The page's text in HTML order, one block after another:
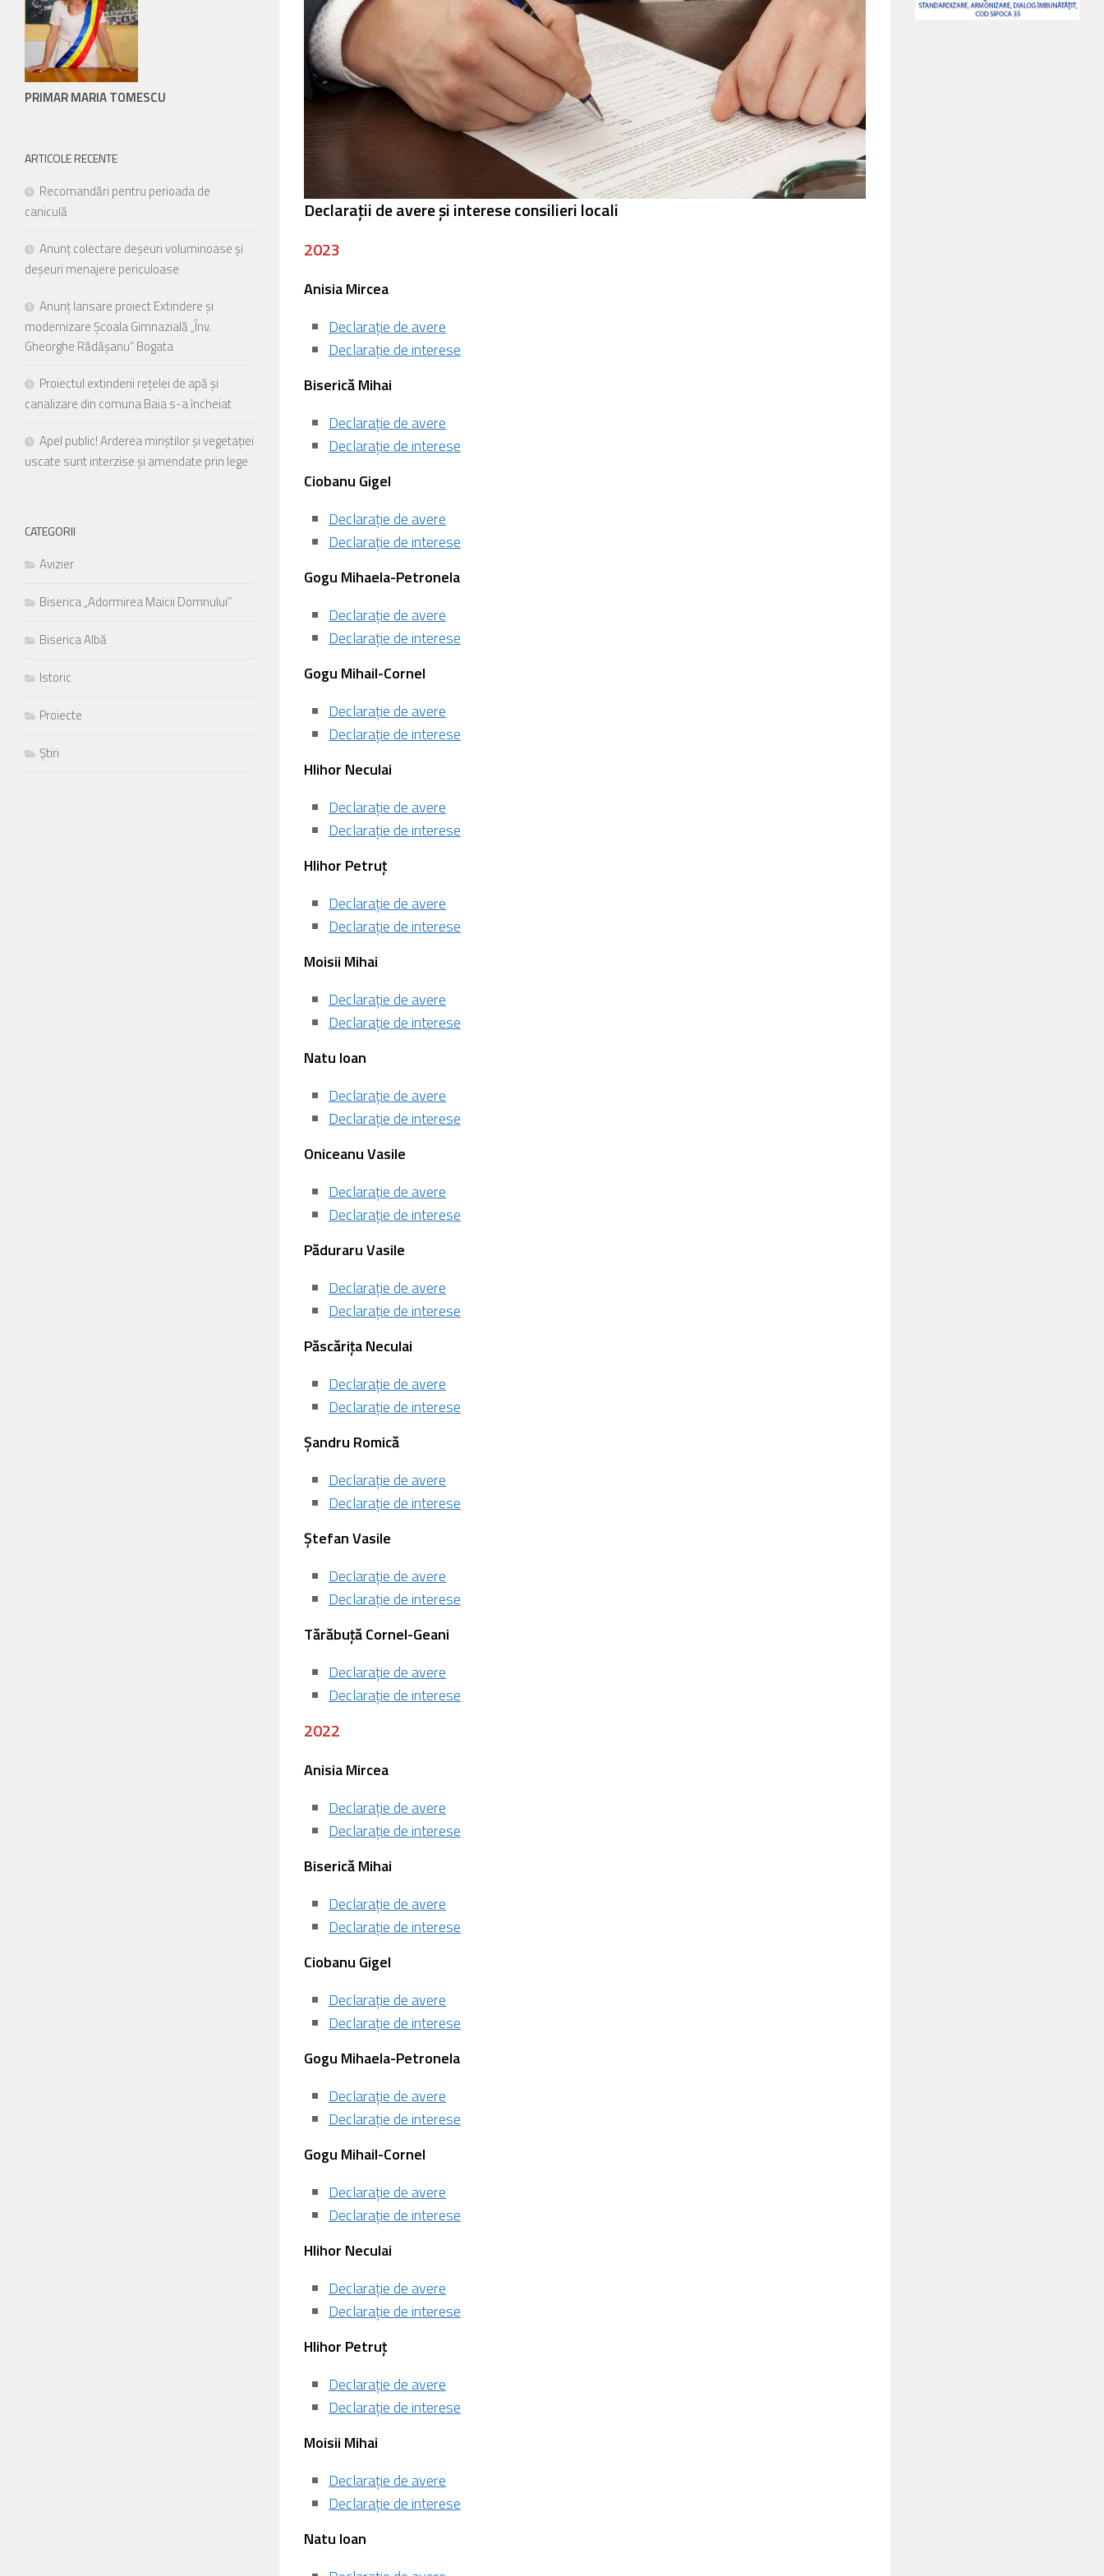
persoanele
handicap
vedere,
eran;
Control-
deschide
accesibilitate.
Declarații de avere și intereseconsilieri locali
2023
Anisia Mircea
Declarație de avere
Declarație de interese
Biserică Mihai
Declarație de avere
Declarație de interese
⁠Ciobanu Gigel
Declarație de avere
Declarație de interese
Gogu Mihaela-Petronela
Declarație de avere
Declarație de interese
⁠Gogu Mihail-Cornel
Declarație de avere
Declarație de interese
⁠Hlihor Neculai
Declarație de avere
Declarație de interese
⁠Hlihor Petruț
Declarație de avere
Declarație de interese
Moisii Mihai
Declarație de avere
Declarație de interese
⁠Natu Ioan
Declarație de avere
Declarație de interese
⁠Oniceanu Vasile
Declarație de avere
Declarație de interese
Păduraru Vasile
Declarație de avere
Declarație de interese
Păscărița Neculai
Declarație de avere
Declarație de interese
Șandru Romică
Declarație de avere
Declarație de interese
Ștefan Vasile
Declarație de avere
Declarație de interese
⁠Tărăbuță Cornel-Geani
Declarație de avere
Declarație de interese
2022
Anisia Mircea
Declarație de avere
Declarație de interese
Biserică Mihai
Declarație de avere
Declarație de interese
⁠Ciobanu Gigel
Declarație de avere
Declarație de interese
Gogu Mihaela-Petronela
Declarație de avere
Declarație de interese
⁠Gogu Mihail-Cornel
Declarație de avere
Declarație de interese
⁠Hlihor Neculai
Declarație de avere
Declarație de interese
⁠Hlihor Petruț
Declarație de avere
Declarație de interese
Moisii Mihai
Declarație de avere
Declarație de interese
⁠Natu Ioan
PRIMAR MARIA TOMESCU
ARTICOLE RECENTE
Recomandări pentru perioada de
caniculă
Anunț colectare deșeuri voluminoase și
deșeuri menajere periculoase
Anunț lansare proiect Extindere și
modernizare Școala Gimnazială „Înv.
Gheorghe Rădășanu” Bogata
Proiectul extinderii rețelei de apă și
canalizare din comuna Baia s-a încheiat
Apel public! Arderea miriștilor și vegetației
uscate sunt interzise și amendate prin lege
CATEGORII
Avizier
Biserica „Adormirea Maicii Domnului”
Biserica Albă
Istoric
Proiecte
Știri